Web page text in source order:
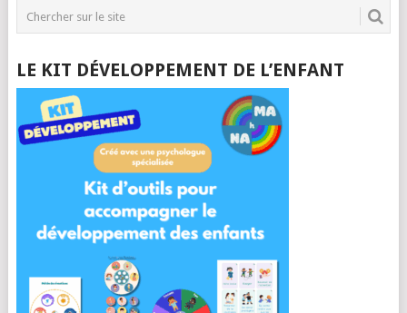
LE KIT DÉVELOPPEMENT DE L’ENFANT